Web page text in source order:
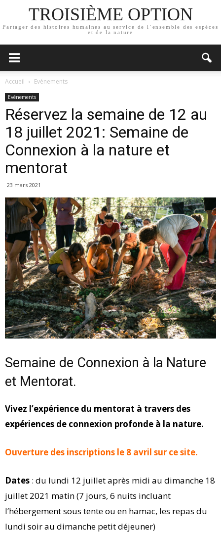
TROISIÈME OPTION
Partager des histoires humaines au service de l’ensemble des espèces
et de la nature
Accueil Evénements
Evénements
Réservez la semaine de 12 au
18 juillet 2021: Semaine de
Connexion à la nature et
mentorat
23 mars 2021
Semaine de Connexion à la Nature
et Mentorat.
Vivez l’expérience du mentorat à travers des
expériences de connexion profonde à la nature.
Ouverture des inscriptions le 8 avril sur ce site.
Dates : du lundi 12 juillet après midi au dimanche 18
juillet 2021 matin (7 jours, 6 nuits incluant
l’hébergement sous tente ou en hamac, les repas du
lundi soir au dimanche petit déjeuner)